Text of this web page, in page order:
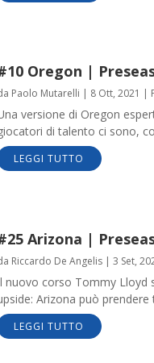
Oregon |
Paolo Mutarelli | 8 Ott, 2021 |
versione di Oregon
di talento ci sono,
LEGGI TUTTO
Arizona |
Riccardo De Angelis| 3 Set,
nuovo corso Tommy Lloyd
Arizona può prendere
LEGGI TUTTO